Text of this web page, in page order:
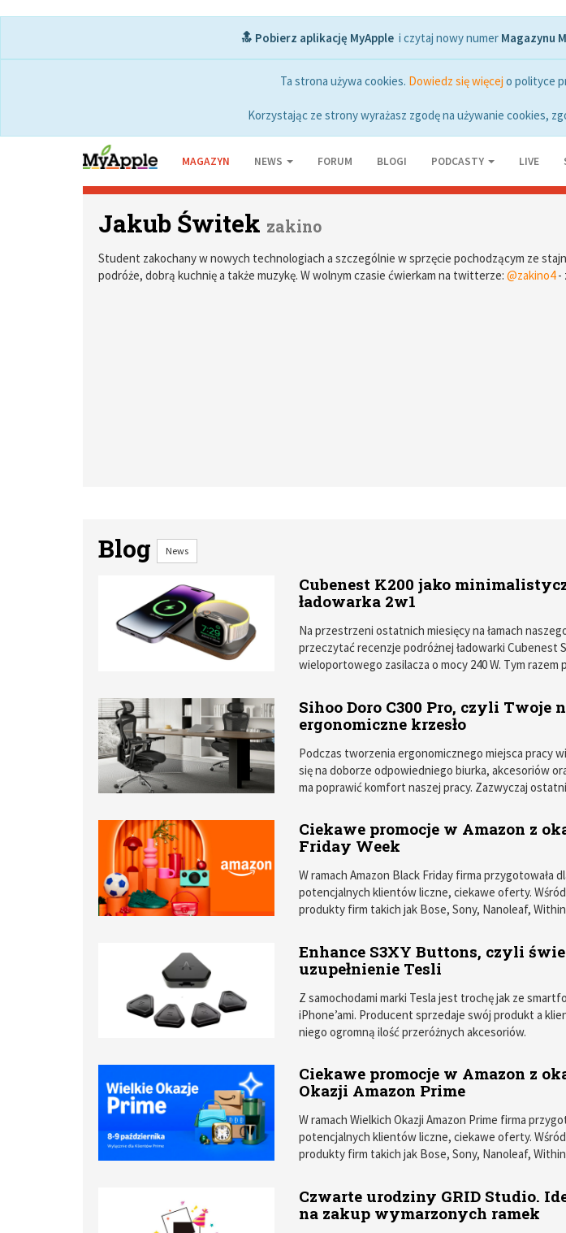
🔝 Pobierz aplikację MyApple i czytaj nowy numer Magazynu
Ta strona używa cookies. Dowiedz się więcej o polityce
Korzystając ze strony wyrażasz zgodę na używanie cookies,
MAGAZYN NEWS FORUM BLOGI PODCASTY LIVE
Jakub Świtek zakino
Student zakochany w nowych technologiach a szczególnie w sprzęcie pochodzącym ze
podróże, dobrą kuchnię a także muzykę. W wolnym czasie ćwierkam na twitterze: @zakino4-
Blog News
Cubenest K200 jako
ładowarka 2w1
Na przestrzeni ostatnich miesięcy na łamach
przeczytać recenzje podróżnej ładowarki Cubenest
wieloportowego zasilacza o mocy 240 W. Tym razem
jednocześnie.
Sihoo Doro C300 Pro, czyli Twoje
ergonomiczne krzesło
Podczas tworzenia ergonomicznego miejsca pracy
się na doborze odpowiedniego biurka, akcesoriów
ma poprawić komfort naszej pracy. Zazwyczaj
dotychczasowy model.
Ciekawe promocje w Amazon z
Friday Week
W ramach Amazon Black Friday firma przygotowała
potencjalnych klientów liczne, ciekawe oferty.
produkty firm takich jak Bose, Sony, Nanoleaf,
Enhance S3XY Buttons, czyli
uzupełnienie Tesli
Z samochodami marki Tesla jest trochę jak ze
iPhone’ami. Producent sprzedaje swój produkt a
niego ogromną ilość przeróżnych akcesoriów.
Ciekawe promocje w Amazon z
Okazji Amazon Prime
W ramach Wielkich Okazji Amazon Prime firma
potencjalnych klientów liczne, ciekawe oferty.
produkty firm takich jak Bose, Sony, Nanoleaf,
Czwarte urodziny GRID Studio.
na zakup wymarzonych ramek